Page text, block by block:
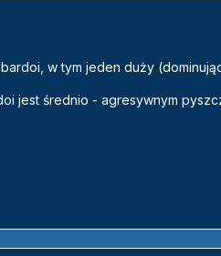
w tym jeden duży
jest średnio - agresywnym